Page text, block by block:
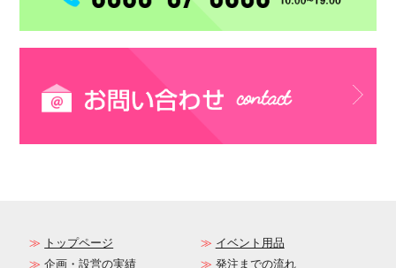
トップページ
イベント用品
企画・設営の実績
発注までの流れ